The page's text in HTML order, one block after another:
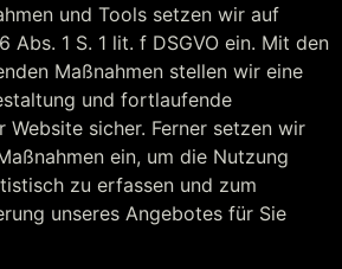
und Tools setzen wir auf
Abs. 1 S. 1 lit. f DSGVO ein. Mit den
Maßnahmen stellen wir eine
und fortlaufende
Website sicher. Ferner setzen wir
ein, um die Nutzung
zu erfassen und zum
unseres Angebotes für Sie